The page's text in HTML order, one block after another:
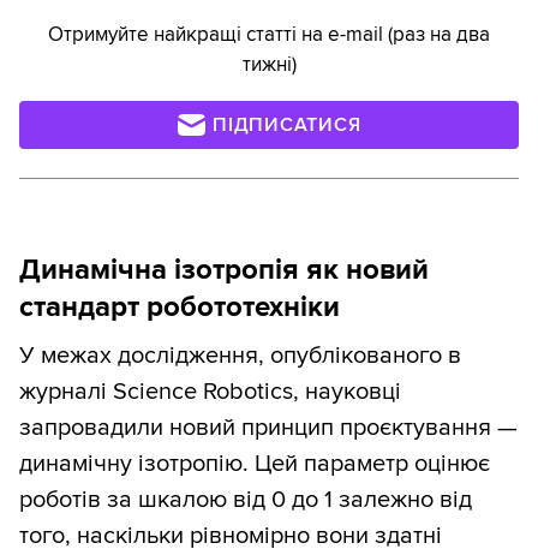
Отримуйте найкращі статті на e-mail (раз на два
тижні)
ПІДПИСАТИСЯ
Динамічна ізотропія як новий
стандарт робототехніки
У межах дослідження, опублікованого в
журналі Science Robotics, науковці
запровадили новий принцип проєктування —
динамічну ізотропію. Цей параметр оцінює
роботів за шкалою від 0 до 1 залежно від
того, наскільки рівномірно вони здатні